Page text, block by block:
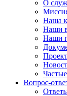
О
Наша
Наши
Наши
Вопрос-